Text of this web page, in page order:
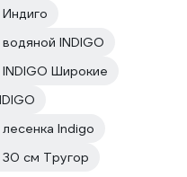
INDIGO
Широкие
Indigo
см Тругор